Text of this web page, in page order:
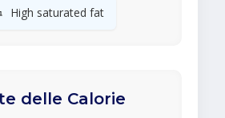
High saturated fat
delle Calorie